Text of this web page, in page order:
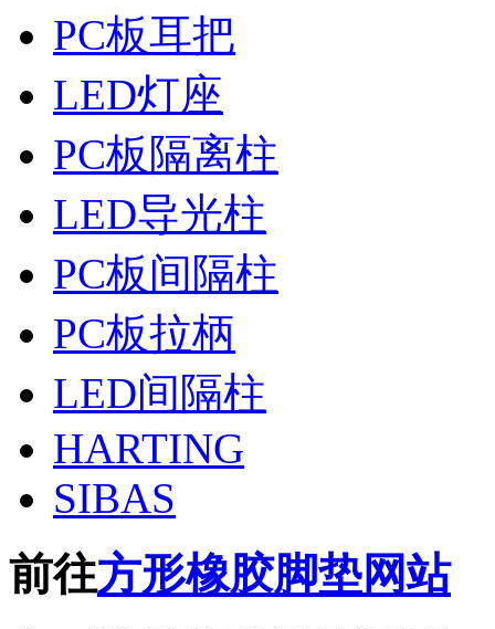
PC板耳把
LED灯座
PC板隔离柱
LED导光柱
PC板间隔柱
PC板拉柄
LED间隔柱
HARTING
SIBAS
前往方形橡胶脚垫网站